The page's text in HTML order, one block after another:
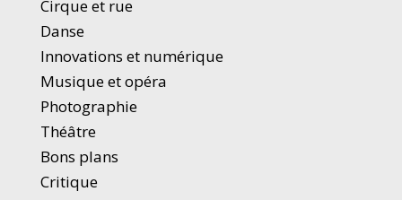
Cirque et rue
Danse
Innovations et numérique
Musique et opéra
Photographie
Théâtre
Bons plans
Critique